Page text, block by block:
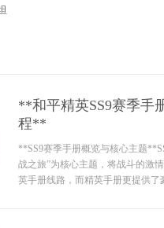
**和平精英SS9赛季手
程**
**SS9赛季手册概览与核心主题
战之旅”为核心主题，将战斗的激
英手册线路，而精英手册更提供